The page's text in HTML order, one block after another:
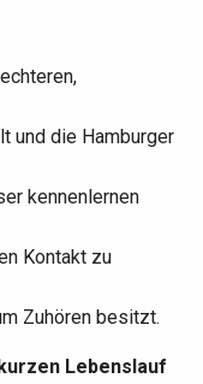
und die Hamburger
kennenlernen
Kontakt zu
Zuhören besitzt.
Lebenslauf